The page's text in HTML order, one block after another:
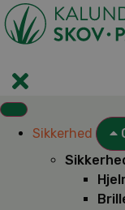
Videre
til
indhold
Sikkerhed